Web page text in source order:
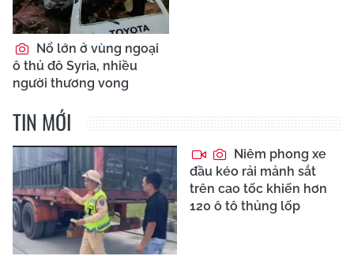
Nổ lớn ở vùng ngoại
ô thủ đô Syria, nhiều
người thương vong
TIN MỚI
Niêm phong xe
đầu kéo rải mảnh sắt
trên cao tốc khiến hơn
120 ô tô thủng lốp